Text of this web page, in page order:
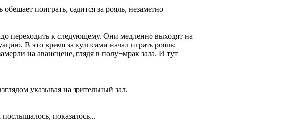
поиграть, садится за рояль, незаметно
переходить к следующему. Они медленно выходят на
В это время за кулисами начал играть рояль:
на авансцене, глядя в полу¬мрак зала. И тут
указывая на зрительный зал.
показалось...